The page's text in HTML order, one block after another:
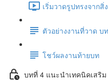
เริ่มวาดรูปทรงจาก
ตัวอย่างงานที่วาด บ
โชว์ผลงานท้ายบท
บทที่ 4 แนะนำเทคนิคเสริม